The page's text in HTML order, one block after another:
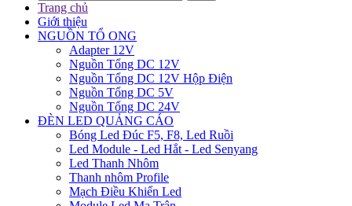
Trang chủ
Giới thiệu
NGUỒN TỔ ONG
Adapter 12V
Nguồn Tổng DC 12V
Nguồn Tổng DC 12V Hộp Điện
Nguồn Tổng DC 5V
Nguồn Tổng DC 24V
ĐÈN LED QUẢNG CÁO
Bóng Led Đúc F5, F8, Led Ruồi
Led Module - Led Hắt - Led Senyang
Led Thanh Nhôm
Thanh nhôm Profile
Mạch Điều Khiển Led